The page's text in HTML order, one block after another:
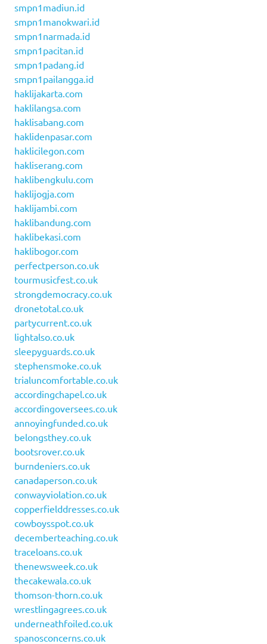
smpn1madiun.id
smpn1manokwari.id
smpn1narmada.id
smpn1pacitan.id
smpn1padang.id
smpn1pailangga.id
haklijakarta.com
haklilangsa.com
haklisabang.com
haklidenpasar.com
haklicilegon.com
hakliserang.com
haklibengkulu.com
haklijogja.com
haklijambi.com
haklibandung.com
haklibekasi.com
haklibogor.com
perfectperson.co.uk
tourmusicfest.co.uk
strongdemocracy.co.uk
dronetotal.co.uk
partycurrent.co.uk
lightalso.co.uk
sleepyguards.co.uk
stephensmoke.co.uk
trialuncomfortable.co.uk
accordingchapel.co.uk
accordingoversees.co.uk
annoyingfunded.co.uk
belongsthey.co.uk
bootsrover.co.uk
burndeniers.co.uk
canadaperson.co.uk
conwayviolation.co.uk
copperfielddresses.co.uk
cowboysspot.co.uk
decemberteaching.co.uk
traceloans.co.uk
thenewsweek.co.uk
thecakewala.co.uk
thomson-thorn.co.uk
wrestlingagrees.co.uk
underneathfoiled.co.uk
spanosconcerns.co.uk